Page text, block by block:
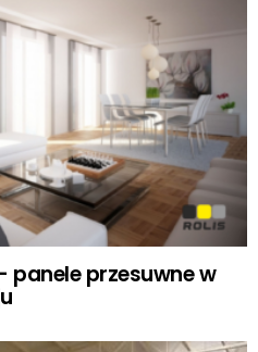
panele przesuwne w